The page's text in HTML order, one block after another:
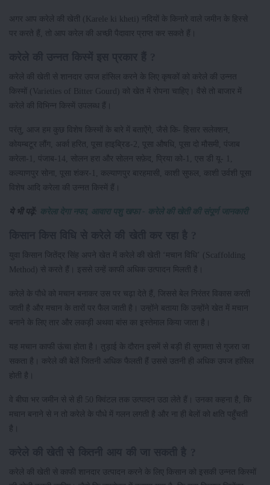
अगर आप करेले की खेती (Karele ki kheti) नदियों के किनारे वाले जमीन के हिस्से
पर करते हैं, तो आप करेल की अच्छी पैदावार प्राप्त कर सकते हैं।
करेले की खेती से शानदार उपज हांसिल करने के लिए कृषकों को करेले की उन्नत
किस्मों (Varieties of Bitter Gourd) को खेत में रोपना चाहिए। वैसे तो बाजार में
करेले की विभिन्न किस्में उपलब्ध हैं।
परंतु, आज हम कुछ विशेष किस्मों के बारे में बताऐंगे, जैसे कि- हिसार सलेक्शन,
कोयम्बटूर लौंग, अर्का हरित, पूसा हाइब्रिड-2, पूसा औषधि, पूसा दो मौसमी, पंजाब
करेला-1, पंजाब-14, सोलन हरा और सोलन सफ़ेद, प्रिया को-1, एस डी यू- 1,
कल्याणपुर सोना, पूसा शंकर-1, कल्याणपुर बारहमासी, काशी सुफल, काशी उर्वशी पूसा
विशेष आदि करेला की उन्नत किस्में हैं।
ये भी पढ़ें: करेला देगा नफा, आवारा पशु खफा - करेले की खेती की संपूर्ण जानकारी
युवा किसान जितेंद्र सिंह अपने खेत में करेले की खेती ‘मचान विधि’ (Scaffolding
Method) से करते हैं। इससे उन्हें काफी अधिक उत्पादन मिलती है।
करेले के पौधे को मचान बनाकर उस पर चढ़ा देते हैं, जिससे बेल निरंतर विकास करती
जाती है और मचान के तारों पर फैल जाती है। उन्होंने बताया कि उन्होंने खेत में मचान
बनाने के लिए तार और लकड़ी अथवा बांस का इस्तेमाल किया जाता है।
यह मचान काफी ऊंचा होता है। तुड़ाई के दौरान इसमें से बड़ी ही सुगमता से गुजरा जा
सकता है। करेले की बेलें जितनी अधिक फैलती हैं उससे उतनी ही अधिक उपज हांसिल
होती है।
वे बीघा भर जमीन से से ही 50 क्विंटल तक उत्पादन उठा लेते हैं। उनका कहना है, कि
मचान बनाने से न तो करेले के पौधे में गलन लगती है और ना ही बेलों को क्षति पहुँचती
है।
करेले की खेती से काफी शानदार उत्पादन करने के लिए किसान को इसकी उन्नत किस्मों